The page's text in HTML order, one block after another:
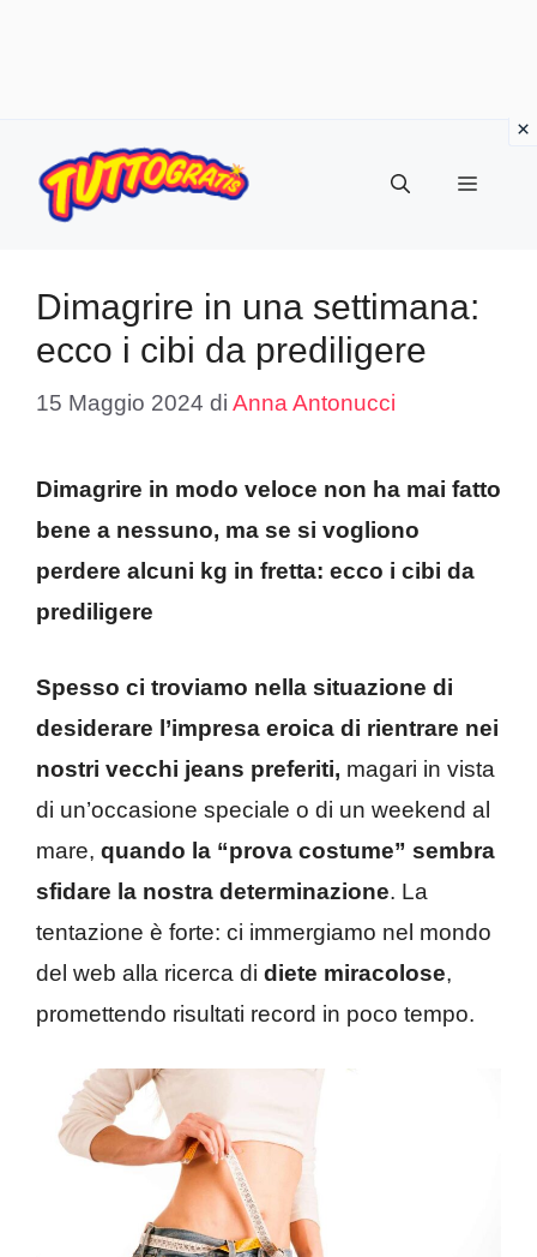
contenuto
Menu
Dimagrire in una settimana:
ecco i cibi da prediligere
15 Maggio 2024 di Anna Antonucci
Dimagrire in modo veloce non ha mai fatto
bene a nessuno, ma se si vogliono
perdere alcuni kg in fretta: ecco i cibi da
prediligere
Spesso ci troviamo nella situazione di
desiderare l’impresa eroica di rientrare nei
nostri vecchi jeans preferiti, magari in vista
di un’occasione speciale o di un weekend al
mare, quando la “prova costume” sembra
sfidare la nostra determinazione. La
tentazione è forte: ci immergiamo nel mondo
del web alla ricerca di diete miracolose,
promettendo risultati record in poco tempo.